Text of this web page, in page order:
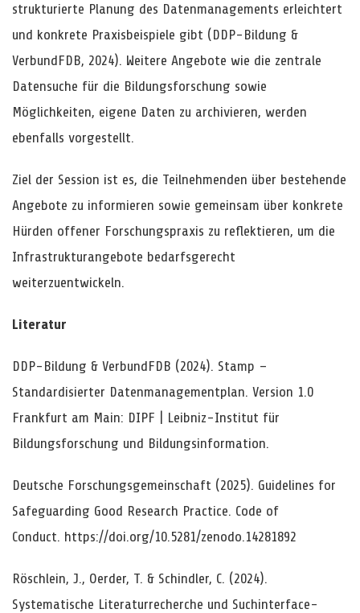
strukturierte Planung des Datenmanagements erleichtert
und konkrete Praxisbeispiele gibt (DDP-Bildung &
VerbundFDB, 2024). Weitere Angebote wie die zentrale
Datensuche für die Bildungsforschung sowie
Möglichkeiten, eigene Daten zu archivieren, werden
ebenfalls vorgestellt.
Ziel der Session ist es, die Teilnehmenden über bestehende
Angebote zu informieren sowie gemeinsam über konkrete
Hürden offener Forschungspraxis zu reflektieren, um die
Infrastrukturangebote bedarfsgerecht
weiterzuentwickeln.
Literatur
DDP-Bildung & VerbundFDB (2024). Stamp –
Standardisierter Datenmanagementplan. Version 1.0
Frankfurt am Main: DIPF | Leibniz-Institut für
Bildungsforschung und Bildungsinformation.
Deutsche Forschungsgemeinschaft (2025). Guidelines for
Safeguarding Good Research Practice. Code of
Conduct. https://doi.org/10.5281/zenodo.14281892
Röschlein, J., Oerder, T. & Schindler, C. (2024).
Systematische Literaturrecherche und Suchinterface-